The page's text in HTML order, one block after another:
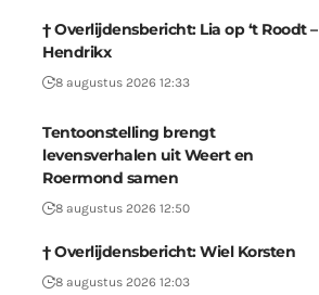
† Overlijdensbericht: Lia op ‘t Roodt –
Hendrikx
8 augustus 2026 12:33
Tentoonstelling brengt
levensverhalen uit Weert en
Roermond samen
8 augustus 2026 12:50
† Overlijdensbericht: Wiel Korsten
8 augustus 2026 12:03